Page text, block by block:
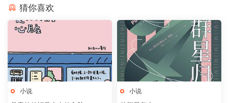
猜你喜欢
小说 小说